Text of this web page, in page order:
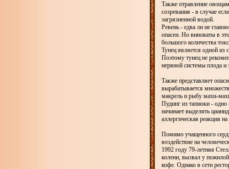
Также отравление
созревания - в случае
загрязненной водой.
Ревень - едва ли не
опасен. Но виноваты в
большого количества
Тунец является одной
Поэтому тунец не
нервной системы плода и
Также представляет
вырабатывается
макрель и рыбу махи-
Пудинг из тапиоки -
начинает выделять
аллергическая реакция
Помимо учащенного
воздействие на
1992 году 79-летняя
колени, вызвал у
кофе. Однако в сети